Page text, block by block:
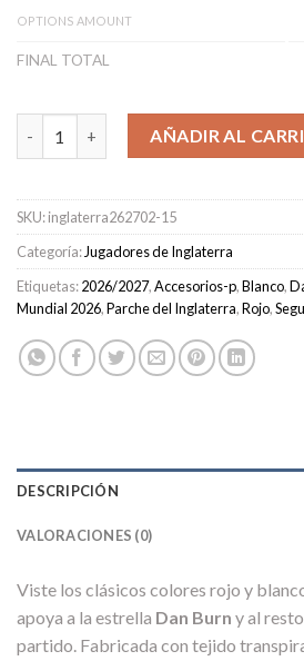
OPTIONS AMOUNT
FINAL TOTAL
Camiseta Inglaterra Segunda
AÑADIR AL
SKU:inglaterra262702-15
Categoría:Jugadores de Inglaterra
Etiquetas:2026/2027,Accesorios-p,Blanco,
Mundial 2026,Parche del Inglaterra,Rojo,
DESCRIPCIÓN
VALORACIONES (0)
Viste los clásicos colores rojo y
apoya a la estrella Dan Burn y al
partido. Fabricada con tejido